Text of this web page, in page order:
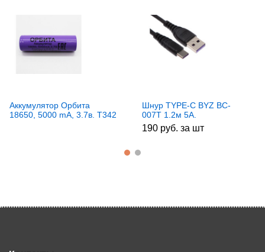
Аккумулятор Орбита
18650, 5000 mA, 3.7в. T342
Шнур TYPE-C BYZ BC-
007T 1.2м 5А.
190 руб. за шт